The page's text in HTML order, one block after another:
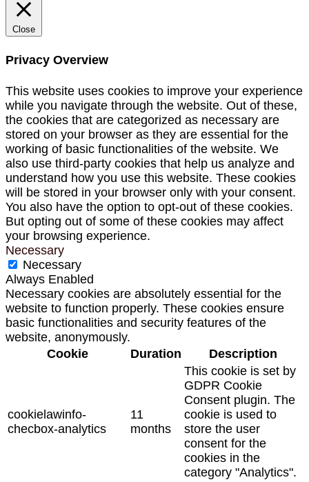
Close
Privacy Overview
This website uses cookies to improve your experience
while you navigate through the website. Out of these,
the cookies that are categorized as necessary are
stored on your browser as they are essential for the
working of basic functionalities of the website. We
also use third-party cookies that help us analyze and
understand how you use this website. These cookies
will be stored in your browser only with your consent.
You also have the option to opt-out of these cookies.
But opting out of some of these cookies may affect
your browsing experience.
Necessary
Necessary
Always Enabled
Necessary cookies are absolutely essential for the
website to function properly. These cookies ensure
basic functionalities and security features of the
website, anonymously.
Cookie
Duration Description
cookielawinfo-
checbox-analytics
11
months
This cookie is set by
GDPR Cookie
Consent plugin. The
cookie is used to
store the user
consent for the
cookies in the
category "Analytics".